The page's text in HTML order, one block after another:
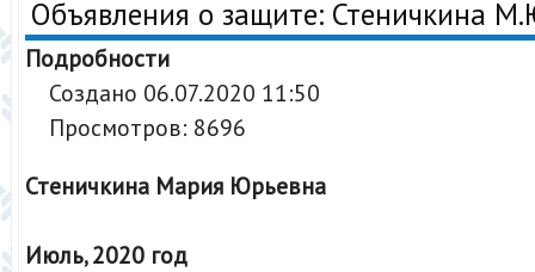
Объявления о защите: Стеничкина
Подробности
Создано 06.07.2020 11:50
Просмотров: 8696
Стеничкина Мария Юрьевна
Июль, 2020 год